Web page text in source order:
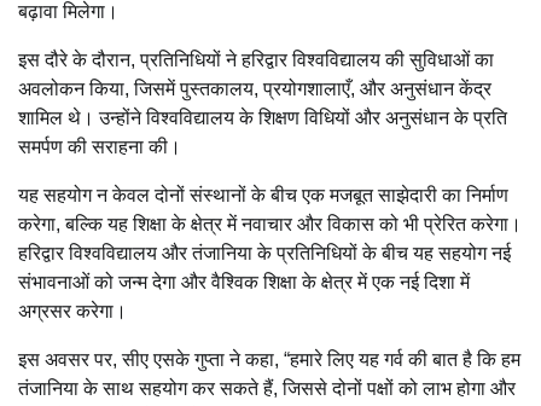
बढ़ावा मिलेगा।
इस दौरे के दौरान, प्रतिनिधियों ने हरिद्वार विश्वविद्यालय की सुविधाओं का
अवलोकन किया, जिसमें पुस्तकालय, प्रयोगशालाएँ, और अनुसंधान केंद्र
शामिल थे। उन्होंने विश्वविद्यालय के शिक्षण विधियों और अनुसंधान के प्रति
समर्पण की सराहना की।
यह सहयोग न केवल दोनों संस्थानों के बीच एक मजबूत साझेदारी का निर्माण
करेगा, बल्कि यह शिक्षा के क्षेत्र में नवाचार और विकास को भी प्रेरित करेगा।
हरिद्वार विश्वविद्यालय और तंजानिया के प्रतिनिधियों के बीच यह सहयोग नई
संभावनाओं को जन्म देगा और वैश्विक शिक्षा के क्षेत्र में एक नई दिशा में
अग्रसर करेगा।
इस अवसर पर, सीए एसके गुप्ता ने कहा, “हमारे लिए यह गर्व की बात है कि हम
तंजानिया के साथ सहयोग कर सकते हैं, जिससे दोनों पक्षों को लाभ होगा और